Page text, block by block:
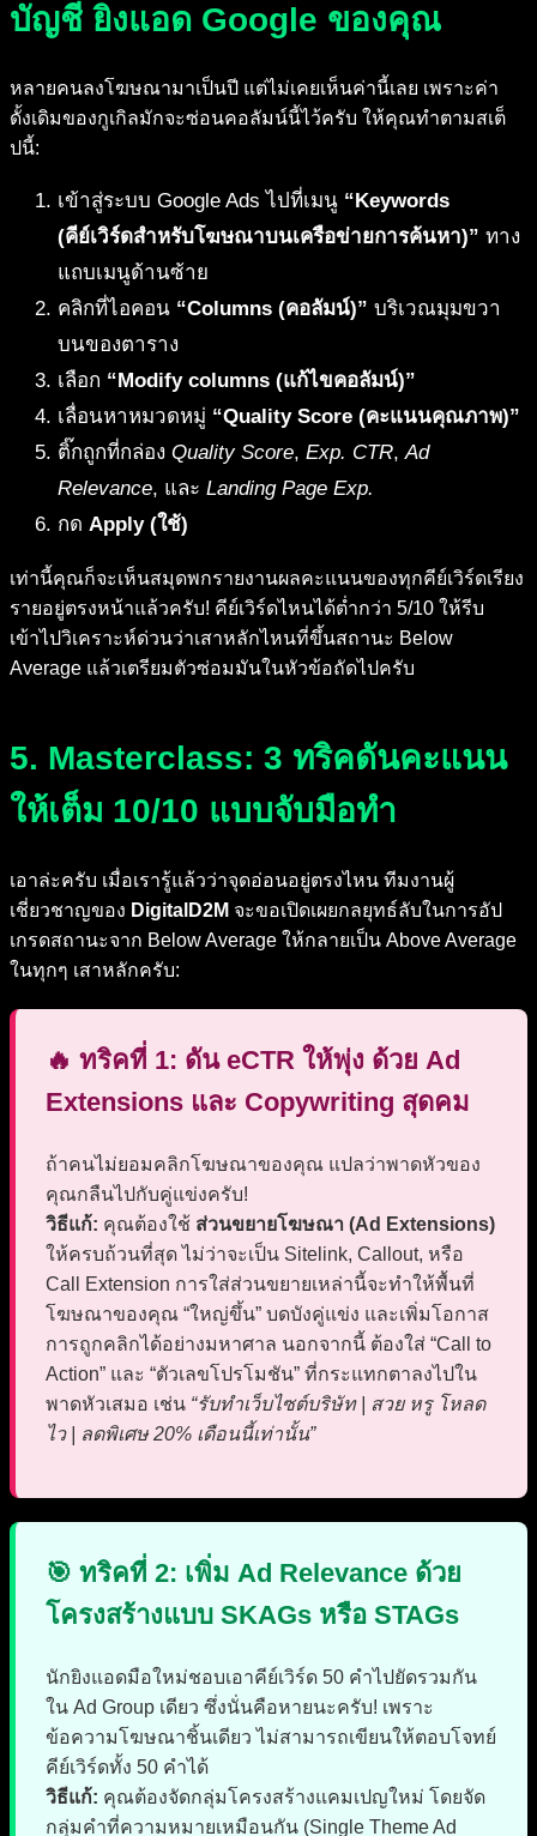
บัญชี ยิงแอด Google ของคุณ
หลายคนลงโฆษณามาเป็นปี แต่ไม่เคยเห็นค่านี้เลย เพราะค่า
ดั้งเดิมของกูเกิลมักจะซ่อนคอลัมน์นี้ไว้ครับ ให้คุณทำตามสเต็
ปนี้:
เข้าสู่ระบบ Google Ads ไปที่เมนู “Keywords
(คีย์เวิร์ดสำหรับโฆษณาบนเครือข่ายการค้นหา)” ทาง
แถบเมนูด้านซ้าย
คลิกที่ไอคอน “Columns (คอลัมน์)” บริเวณมุมขวา
บนของตาราง
เลือก “Modify columns (แก้ไขคอลัมน์)”
เลื่อนหาหมวดหมู่ “Quality Score (คะแนนคุณภาพ)”
ติ๊กถูกที่กล่อง Quality Score, Exp. CTR,Ad
Relevance, และ Landing Page Exp.
กด Apply (ใช้)
เท่านี้คุณก็จะเห็นสมุดพกรายงานผลคะแนนของทุกคีย์เวิร์ดเรียง
รายอยู่ตรงหน้าแล้วครับ! คีย์เวิร์ดไหนได้ต่ำกว่า 5/10 ให้รีบ
เข้าไปวิเคราะห์ด่วนว่าเสาหลักไหนที่ขึ้นสถานะ Below
Average แล้วเตรียมตัวซ่อมมันในหัวข้อถัดไปครับ
5. Masterclass: 3 ทริคดันคะแนน
ให้เต็ม 10/10 แบบจับมือทำ
เอาล่ะครับ เมื่อเรารู้แล้วว่าจุดอ่อนอยู่ตรงไหน ทีมงานผู้
เชี่ยวชาญของ DigitalD2M จะขอเปิดเผยกลยุทธ์ลับในการอัป
เกรดสถานะจาก Below Average ให้กลายเป็น Above Average
ในทุกๆ เสาหลักครับ:
🔥 ทริคที่ 1: ดัน eCTR ให้พุ่ง ด้วย Ad
Extensions และ Copywriting สุดคม
ถ้าคนไม่ยอมคลิกโฆษณาของคุณ แปลว่าพาดหัวของ
คุณกลืนไปกับคู่แข่งครับ!
วิธีแก้: คุณต้องใช้ ส่วนขยายโฆษณา (Ad Extensions)
ให้ครบถ้วนที่สุด ไม่ว่าจะเป็น Sitelink, Callout, หรือ
Call Extension การใส่ส่วนขยายเหล่านี้จะทำให้พื้นที่
โฆษณาของคุณ “ใหญ่ขึ้น” บดบังคู่แข่ง และเพิ่มโอกาส
การถูกคลิกได้อย่างมหาศาล นอกจากนี้ ต้องใส่ “Call to
Action” และ “ตัวเลขโปรโมชัน” ที่กระแทกตาลงไปใน
พาดหัวเสมอ เช่น “รับทำเว็บไซต์บริษัท | สวย หรู โหลด
ไว | ลดพิเศษ 20% เดือนนี้เท่านั้น”
🎯 ทริคที่ 2: เพิ่ม Ad Relevance ด้วย
โครงสร้างแบบ SKAGs หรือ STAGs
นักยิงแอดมือใหม่ชอบเอาคีย์เวิร์ด 50 คำไปยัดรวมกัน
ใน Ad Group เดียว ซึ่งนั่นคือหายนะครับ! เพราะ
ข้อความโฆษณาชิ้นเดียว ไม่สามารถเขียนให้ตอบโจทย์
คีย์เวิร์ดทั้ง 50 คำได้
วิธีแก้: คุณต้องจัดกลุ่มโครงสร้างแคมเปญใหม่ โดยจัด
กลุ่มคำที่ความหมายเหมือนกัน (Single Theme Ad